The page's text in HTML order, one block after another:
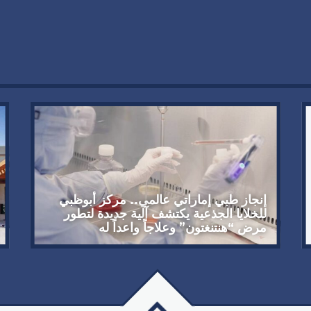
إنجاز طبي إماراتي عالمي.. مركز أبوظبي
للخلايا الجذعية يكتشف آلية جديدة لتطور
مرض “هنتنغتون” وعلاجاً واعداً له